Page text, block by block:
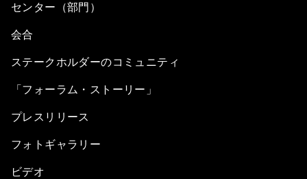
センター（部門）
会合
ステークホルダーのコミュニティ
「フォーラム・ストーリー」
プレスリリース
フォトギャラリー
ビデオ